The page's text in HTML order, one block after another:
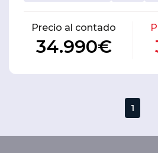
Precio al contado
34.990€
1